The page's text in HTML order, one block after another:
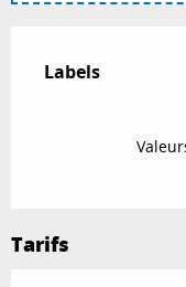
Labels
Labels
Tarifs